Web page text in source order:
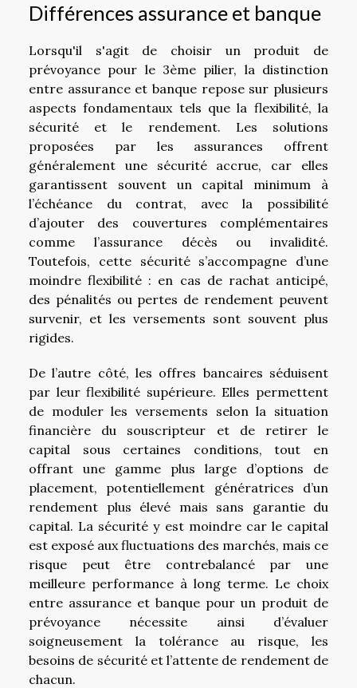
Différences assurance et banque
Lorsqu'il s'agit de choisir un produit de
prévoyance pour le 3ème pilier, la distinction
entre assurance et banque repose sur plusieurs
aspects fondamentaux tels que la flexibilité, la
sécurité et le rendement. Les solutions
proposées par les assurances offrent
généralement une sécurité accrue, car elles
garantissent souvent un capital minimum à
l’échéance du contrat, avec la possibilité
d’ajouter des couvertures complémentaires
comme l’assurance décès ou invalidité.
Toutefois, cette sécurité s’accompagne d’une
moindre flexibilité : en cas de rachat anticipé,
des pénalités ou pertes de rendement peuvent
survenir, et les versements sont souvent plus
rigides.
De l’autre côté, les offres bancaires séduisent
par leur flexibilité supérieure. Elles permettent
de moduler les versements selon la situation
financière du souscripteur et de retirer le
capital sous certaines conditions, tout en
offrant une gamme plus large d’options de
placement, potentiellement génératrices d’un
rendement plus élevé mais sans garantie du
capital. La sécurité y est moindre car le capital
est exposé aux fluctuations des marchés, mais ce
risque peut être contrebalancé par une
meilleure performance à long terme. Le choix
entre assurance et banque pour un produit de
prévoyance nécessite ainsi d’évaluer
soigneusement la tolérance au risque, les
besoins de sécurité et l’attente de rendement de
chacun.